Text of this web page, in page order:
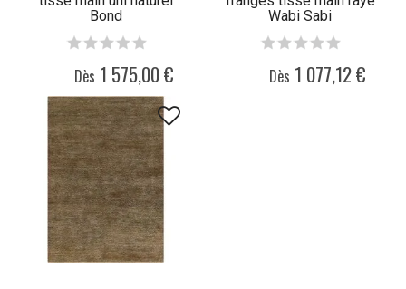
Bond
Dès 1 575,00 €
Wabi Sabi
Dès 1 077,12 €